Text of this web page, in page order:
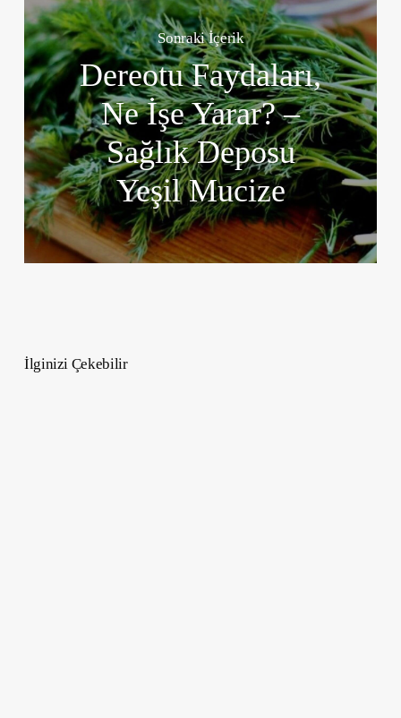
Sonraki İçerik
Dereotu Faydaları,
Ne İşe Yarar? –
Sağlık Deposu
Yeşil Mucize
İlginizi Çekebilir